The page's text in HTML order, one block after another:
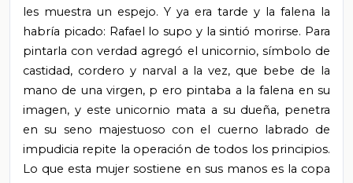
les muestra un espejo. Y ya era tarde y la falena la
habría picado: Rafael lo supo y la sintió morirse. Para
pintarla con verdad agregó el unicornio, símbolo de
castidad, cordero y narval a la vez, que bebe de la
mano de una virgen, p ero pintaba a la falena en su
imagen, y este unicornio mata a su dueña, penetra
en su seno majestuoso con el cuerno labrado de
impudicia repite la operación de todos los principios.
Lo que esta mujer sostiene en sus manos es la copa